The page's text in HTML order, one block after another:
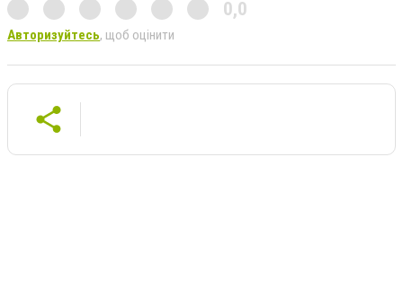
0,0
Авторизуйтесь, щоб оцінити